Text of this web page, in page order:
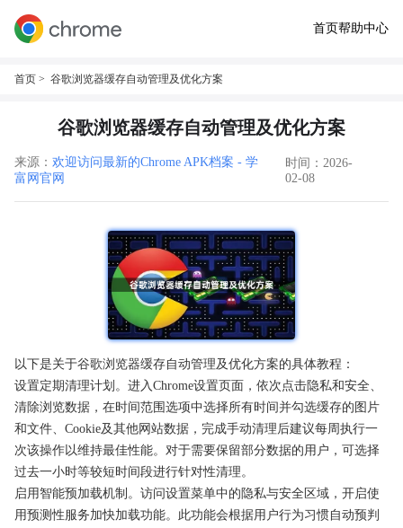
首页帮助中心
首页 > 谷歌浏览器缓存自动管理及优化方案
谷歌浏览器缓存自动管理及优化方案
来源： 欢迎访问最新的Chrome APK档案 - 学
富网官网
时间：2026-
02-08
以下是关于谷歌浏览器缓存自动管理及优化方案的具体教程：
设置定期清理计划。进入Chrome设置页面，依次点击隐私和安全、
清除浏览数据，在时间范围选项中选择所有时间并勾选缓存的图片
和文件、Cookie及其他网站数据，完成手动清理后建议每周执行一
次该操作以维持最佳性能。对于需要保留部分数据的用户，可选择
过去一小时等较短时间段进行针对性清理。
启用智能预加载机制。访问设置菜单中的隐私与安全区域，开启使
用预测性服务加快加载功能。此功能会根据用户行为习惯自动预判